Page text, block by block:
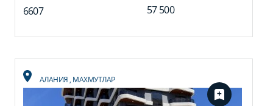
6607 57 500
АЛАНИЯ, МАХМУТЛАР